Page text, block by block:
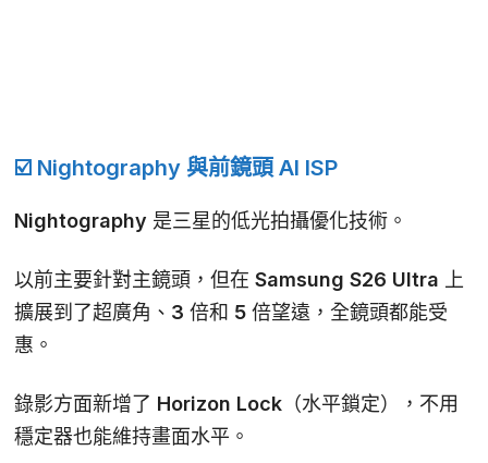
☑️ Nightography 與前鏡頭 AI ISP
Nightography 是三星的低光拍攝優化技術。
以前主要針對主鏡頭，但在 Samsung S26 Ultra 上
擴展到了超廣角、3 倍和 5 倍望遠，全鏡頭都能受
惠。
錄影方面新增了 Horizon Lock （水平鎖定），不用
穩定器也能維持畫面水平。